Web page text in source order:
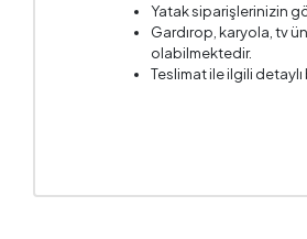
Yatak siparişlerinizin
Gardırop, karyola, tv
olabilmektedir.
Teslimat ile ilgili